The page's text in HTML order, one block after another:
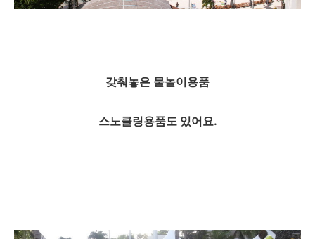
갖춰놓은 물놀이용품
스노클링용품도 있어요.